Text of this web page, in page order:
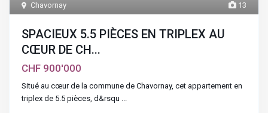
13
Chavornay
SPACIEUX 5.5 PIÈCES EN TRIPLEX AU
CŒUR DE CH...
CHF 900'000
Situé au cœur de la commune de Chavornay, cet appartement en
triplex de 5.5 pièces, d&rsqu ...